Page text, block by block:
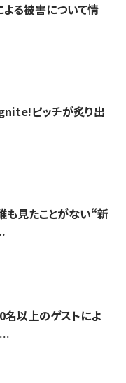
よる被害について情
ピッチが炙り出
も見たことがない“新
名以上のゲストによ